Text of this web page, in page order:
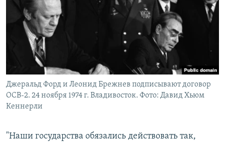
Джеральд Форд и Леонид Брежнев подписывают договор
ОСВ-2. 24 ноября 1974 г. Владивосток. Фото: Давид Хьюм
Кеннерли
"Наши государства обязались действовать так,